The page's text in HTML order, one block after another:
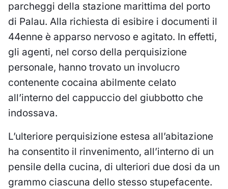
parcheggi della stazione marittima del porto
di Palau. Alla richiesta di esibire i documenti il
44enne è apparso nervoso e agitato. In effetti,
gli agenti, nel corso della perquisizione
personale, hanno trovato un involucro
contenente cocaina abilmente celato
all’interno del cappuccio del giubbotto che
indossava.
L’ulteriore perquisizione estesa all’abitazione
ha consentito il rinvenimento, all’interno di un
pensile della cucina, di ulteriori due dosi da un
grammo ciascuna dello stesso stupefacente.